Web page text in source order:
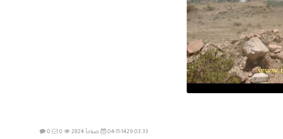
04-11-1429 03:33 صباحاً 0 0 2824